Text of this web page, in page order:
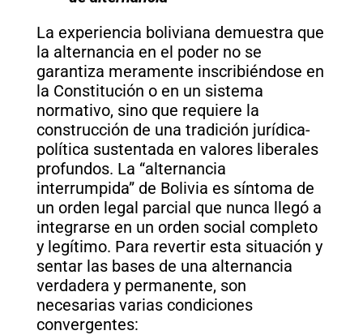
La experiencia boliviana demuestra que
la alternancia en el poder no se
garantiza meramente inscribiéndose en
la Constitución o en un sistema
normativo, sino que requiere la
construcción de una tradición jurídica-
política sustentada en valores liberales
profundos. La “alternancia
interrumpida” de Bolivia es síntoma de
un orden legal parcial que nunca llegó a
integrarse en un orden social completo
y legítimo. Para revertir esta situación y
sentar las bases de una alternancia
verdadera y permanente, son
necesarias varias condiciones
convergentes: